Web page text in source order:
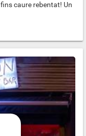
caure rebentat! Un